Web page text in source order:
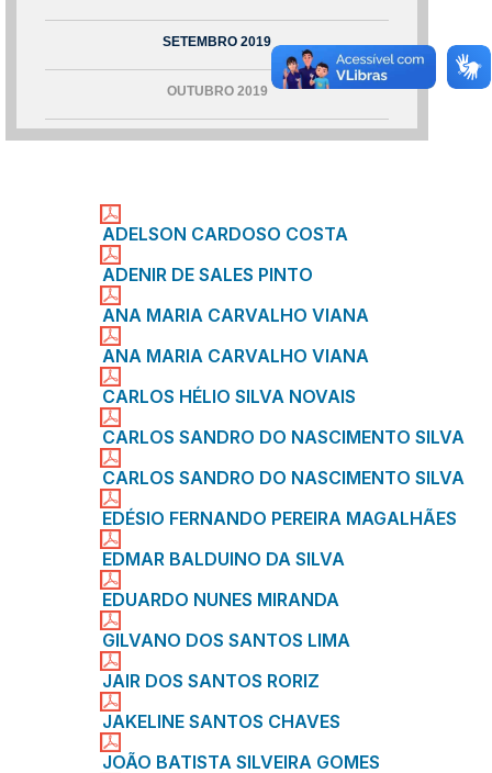
SETEMBRO 2019
OUTUBRO 2019
ADELSON CARDOSO COSTA
ADENIR DE SALES PINTO
ANA MARIA CARVALHO VIANA
ANA MARIA CARVALHO VIANA
CARLOS HÉLIO SILVA NOVAIS
CARLOS SANDRO DO NASCIMENTO SILVA
CARLOS SANDRO DO NASCIMENTO SILVA
EDÉSIO FERNANDO PEREIRA MAGALHÃES
EDMAR BALDUINO DA SILVA
EDUARDO NUNES MIRANDA
GILVANO DOS SANTOS LIMA
JAIR DOS SANTOS RORIZ
JAKELINE SANTOS CHAVES
JOÃO BATISTA SILVEIRA GOMES